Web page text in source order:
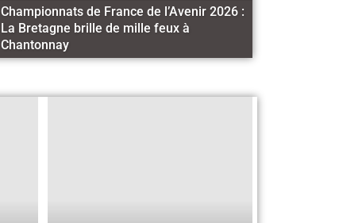
Championnats de France de l’Avenir 2026 :
La Bretagne brille de mille feux à
Chantonnay